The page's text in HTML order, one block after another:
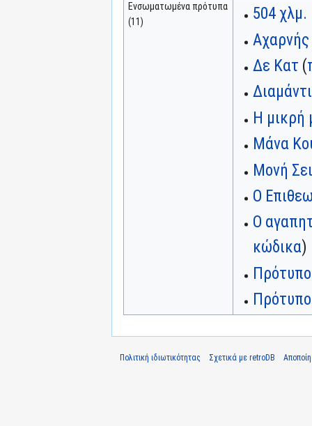
Ενσωματωμένα πρότυπα
(11)
504 χλμ.
Δε Κατ (
Η μικρή
Μάνα
Μονή
Ο
Ο
κώδικα)
Πολιτική ιδιωτικότητας Σχετικά με retroDB